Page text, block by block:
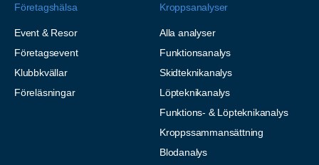
Företagshälsa
Event & Resor
Företagsevent
Klubbkvällar
Föreläsningar
Kroppsanalyser
Alla analyser
Funktionsanalys
Skidteknikanalys
Löpteknikanalys
Funktions- & Löpteknikanalys
Kroppssammansättning
Blodanalys